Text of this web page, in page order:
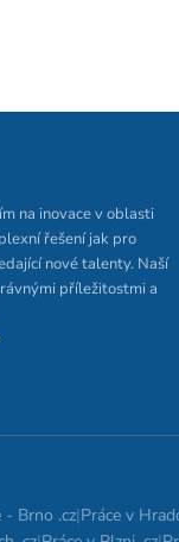
na inovace v oblasti
řešení jak pro
nové talenty. Naší
příležitostmi a
- Brno .cz|Práce v